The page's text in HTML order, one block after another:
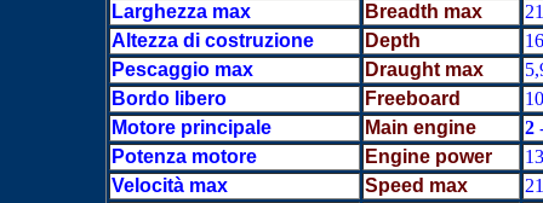
Larghezza max Breadth max
Altezza di costruzione
Depth
Pescaggio max
Draught max
Bordo libero
Freeboard
Motore principale
Main engine 2-
Potenza motore
Engine power
Velocità max
Speed max